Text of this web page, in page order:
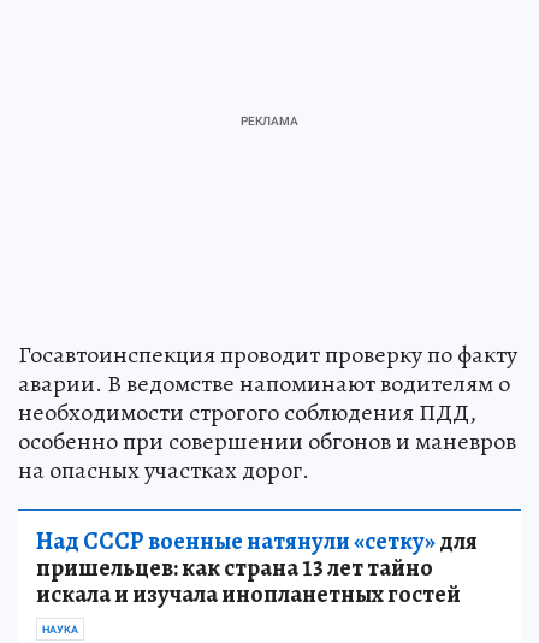
Госавтоинспекция проводит проверку по факту
аварии. В ведомстве напоминают водителям о
необходимости строгого соблюдения ПДД,
особенно при совершении обгонов и маневров
на опасных участках дорог.
Над СССР военные натянули «сетку»для
пришельцев: как страна 13 лет тайно
искала и изучала инопланетных гостей
НАУКА